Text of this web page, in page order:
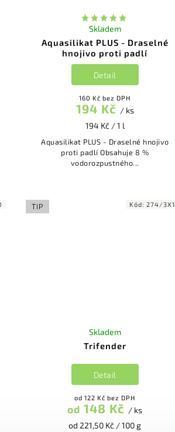
Aquasilikat PLUS - Draselné
hnojivo proti padlí
Skladem
160 Kč bez DPH
194 Kč / ks
194 Kč / 1 l
Detail
Aquasilikat PLUS - Draselné hnojivo
proti padlí Obsahuje 8 %
vodorozpustného...
TIP
Trifender
Skladem
od 122 Kč bez DPH
od 148 Kč / ks
od 221,50 Kč / 100 g
Detail
Kód:274/3X1